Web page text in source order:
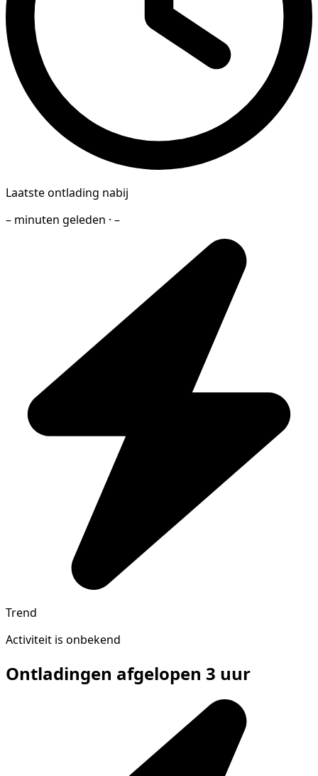
Laatste ontlading nabij
– minuten geleden · –
Trend
Activiteit is onbekend
Ontladingen afgelopen 3 uur